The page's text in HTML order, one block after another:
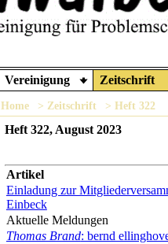
Vereinigung Zeitschrift
Home > Zeitschrift > Heft 322
Heft 322, August 2023
Artikel
Einladung zur
Einbeck
Aktuelle Meldungen
Thomas Brand: bernd